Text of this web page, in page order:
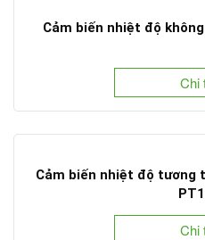
Cảm biến nhiệt độ
Chi
Cảm biến nhiệt độ tương
Chi